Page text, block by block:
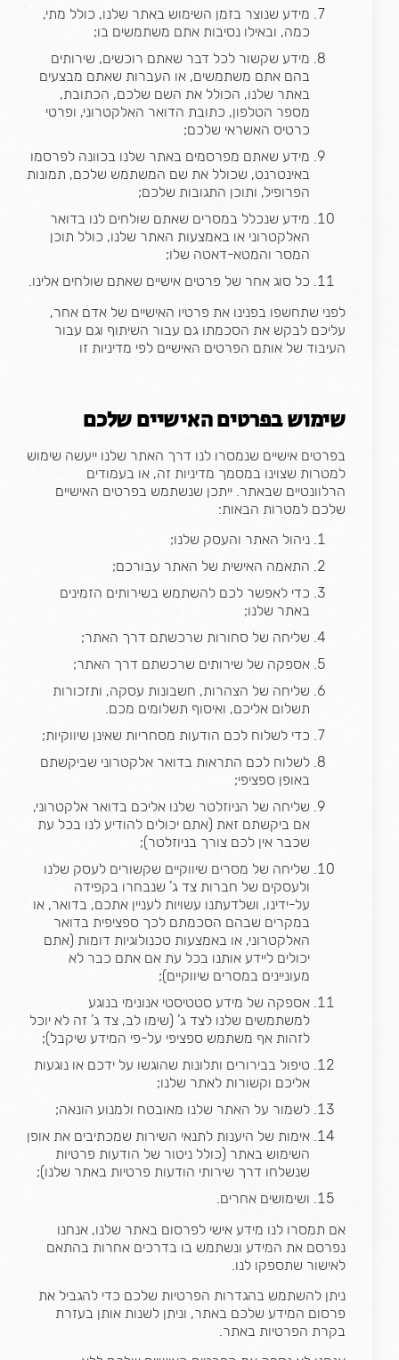
מידע שנוצר בזמן השימוש באתר שלנו, כולל מתי,
כמה, ובאילו נסיבות אתם משתמשים בו;
מידע שקשור לכל דבר שאתם רוכשים, שירותים
בהם אתם משתמשים, או העברות שאתם מבצעים
באתר שלנו, הכולל את השם שלכם, הכתובת,
מספר הטלפון, כתובת הדואר האלקטרוני, ופרטי
כרטיס האשראי שלכם;
מידע שאתם מפרסמים באתר שלנו בכוונה לפרסמו
באינטרנט, שכולל את שם המשתמש שלכם, תמונות
הפרופיל, ותוכן התגובות שלכם;
מידע שנכלל במסרים שאתם שולחים לנו בדואר
האלקטרוני או באמצעות האתר שלנו, כולל תוכן
המסר והמטא-דאטה שלו;
כל סוג אחר של פרטים אישיים שאתם שולחים אלינו.
לפני שתחשפו בפנינו את פרטיו האישיים של אדם אחר,
עליכם לבקש את הסכמתו גם עבור השיתוף וגם עבור
העיבוד של אותם הפרטים האישיים לפי מדיניות זו
שימוש בפרטים האישיים שלכם
בפרטים אישיים שנמסרו לנו דרך האתר שלנו ייעשה שימוש
למטרות שצוינו במסמך מדיניות זה, או בעמודים
הרלוונטיים שבאתר. ייתכן שנשתמש בפרטים האישיים
שלכם למטרות הבאות:
ניהול האתר והעסק שלנו;
התאמה האישית של האתר עבורכם;
כדי לאפשר לכם להשתמש בשירותים הזמינים
באתר שלנו;
שליחה של סחורות שרכשתם דרך האתר;
אספקה של שירותים שרכשתם דרך האתר;
שליחה של הצהרות, חשבונות עסקה, ותזכורות
תשלום אליכם, ואיסוף תשלומים מכם.
כדי לשלוח לכם הודעות מסחריות שאינן שיווקיות;
לשלוח לכם התראות בדואר אלקטרוני שביקשתם
באופן ספציפי;
שליחה של הניוזלטר שלנו אליכם בדואר אלקטרוני,
אם ביקשתם זאת (אתם יכולים להודיע לנו בכל עת
שכבר אין לכם צורך בניוזלטר);
שליחה של מסרים שיווקיים שקשורים לעסק שלנו
ולעסקים של חברות צד ג’ שנבחרו בקפידה
על-ידינו, ושלדעתנו עשויות לעניין אתכם, בדואר, או
במקרים שבהם הסכמתם לכך ספציפית בדואר
האלקטרוני, או באמצעות טכנולוגיות דומות (אתם
יכולים ליידע אותנו בכל עת אם אתם כבר לא
מעוניינים במסרים שיווקיים);
אספקה של מידע סטטיסטי אנונימי בנוגע
למשתמשים שלנו לצד ג’ (שימו לב, צד ג’ זה לא יוכל
לזהות אף משתמש ספציפי על-פי המידע שיקבל);
טיפול בבירורים ותלונות שהוגשו על ידכם או נוגעות
אליכם וקשורות לאתר שלנו;
לשמור על האתר שלנו מאובטח ולמנוע הונאה;
אימות של היענות לתנאי השירות שמכתיבים את אופן
השימוש באתר (כולל ניטור של הודעות פרטיות
שנשלחו דרך שירותי הודעות פרטיות באתר שלנו);
ושימושים אחרים.
אם תמסרו לנו מידע אישי לפרסום באתר שלנו, אנחנו
נפרסם את המידע ונשתמש בו בדרכים אחרות בהתאם
לאישור שתספקו לנו.
ניתן להשתמש בהגדרות הפרטיות שלכם כדי להגביל את
פרסום המידע שלכם באתר, וניתן לשנות אותן בעזרת
בקרת הפרטיות באתר.